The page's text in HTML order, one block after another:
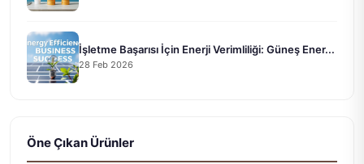
İşletme Başarısı İçin Enerji Verimliliği: Güneş Ener...
28 Feb 2026
Öne Çıkan Ürünler